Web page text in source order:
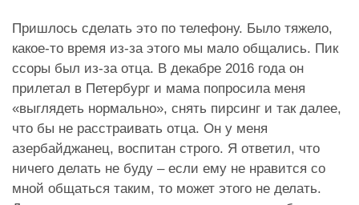
Пришлось сделать это по телефону. Было тяжело,
какое-то время из-за этого мы мало общались. Пик
ссоры был из-за отца. В декабре 2016 года он
прилетал в Петербург и мама попросила меня
«выглядеть нормально», снять пирсинг и так далее,
что бы не расстраивать отца. Он у меня
азербайджанец, воспитан строго. Я ответил, что
ничего делать не буду – если ему не нравится со
мной общаться таким, то может этого не делать.